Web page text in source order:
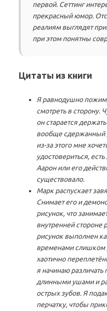
первой. Сеттинг
прекрасный юмор.
реалиям выглядят
при этом понятны
Цитаты из книги
Я равнодушно
смотреть в сторону.
он старается
вообще сдержанный
из-за этого мне
удостовериться,
Аарон или его
существовало.
Марк распускает
Снимает его и
рисунок, что
внутренней стороне
рисунок выполнен
временами слишком
хаотично
я начинаю различать
длинными ушами и
острых зубов. Я
перчатку, чтобы